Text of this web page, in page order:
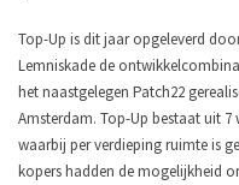
Top-Up is dit jaar opgeleverd
Lemniskade de
het naastgelegen Patch22
Amsterdam. Top-Up bestaat uit
waarbij per verdieping ruimte is
kopers hadden de mogelijkheid